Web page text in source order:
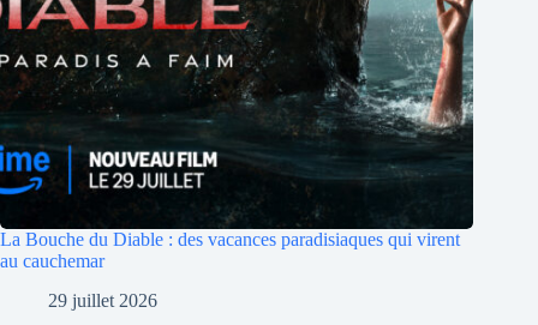
La Bouche du Diable : des vacances paradisiaques qui virent
au cauchemar
29 juillet 2026